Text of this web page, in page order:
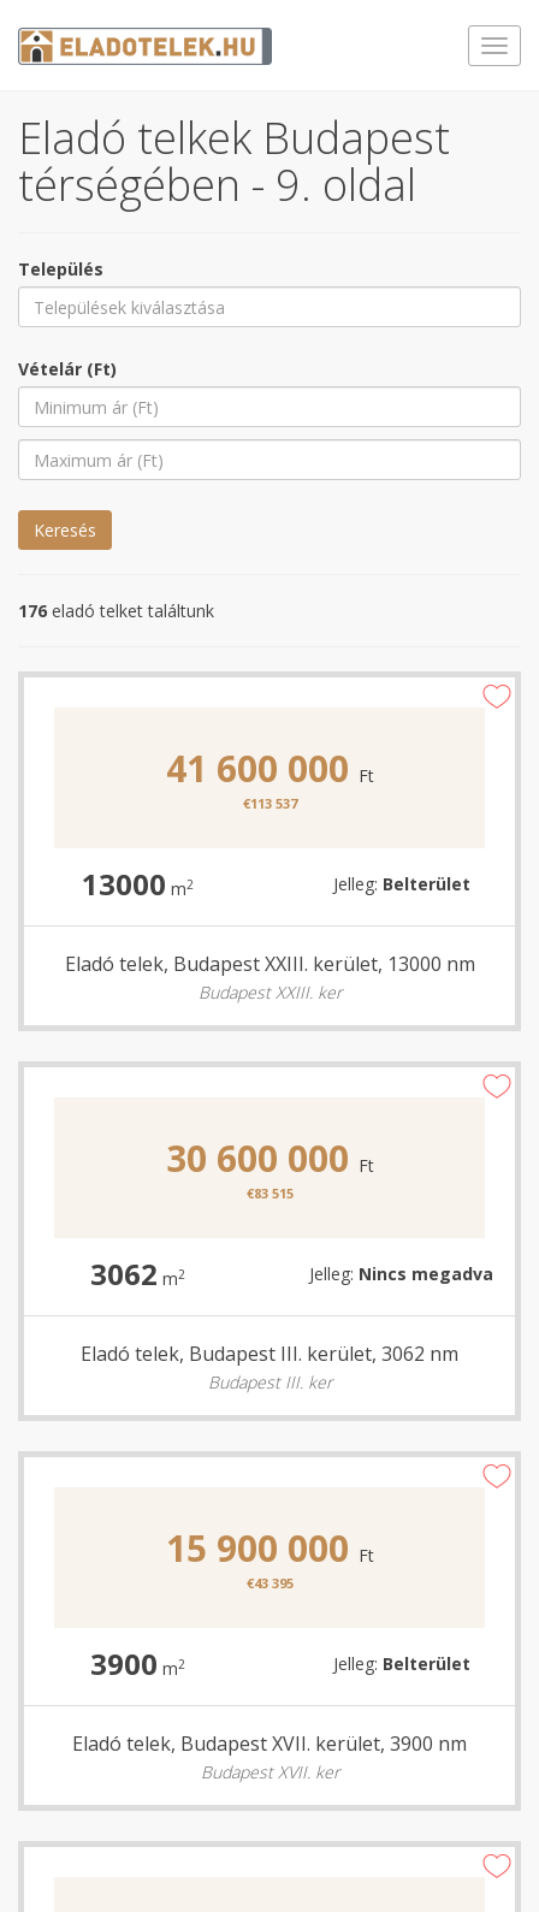
Eladó telkek Budapest
térségében - 9. oldal
Település
Vételár (Ft)
Keresés
176 eladó telket találtunk
41 600 000 Ft
€113 537
13000 m2 Jelleg: Belterület
Eladó telek, Budapest XXIII. kerület, 13000 nm
Budapest XXIII. ker
30 600 000 Ft
€83 515
3062 m2 Jelleg: Nincs megadva
Eladó telek, Budapest III. kerület, 3062 nm
Budapest III. ker
15 900 000 Ft
€43 395
3900 m2 Jelleg: Belterület
Eladó telek, Budapest XVII. kerület, 3900 nm
Budapest XVII. ker